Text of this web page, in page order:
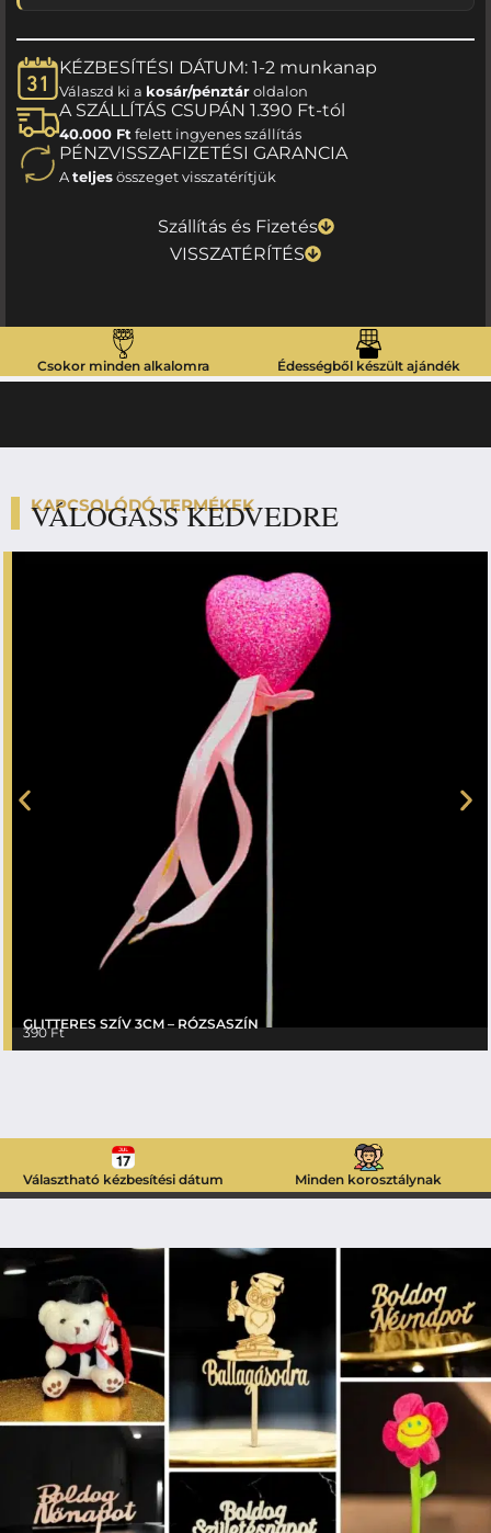
KÉZBESÍTÉSI DÁTUM: 1-2 munkanap
Válaszd ki a kosár/pénztároldalon
A SZÁLLÍTÁS CSUPÁN 1.390 Ft-tól
40.000 Ft felett ingyenes szállítás
PÉNZVISSZAFIZETÉSI GARANCIA
Ateljesösszeget visszatérítjük
Szállítás és Fizetés
VISSZATÉRÍTÉS
Csokor minden alkalomra Édességből készült ajándék
KAPCSOLÓDÓ TERMÉKEK
VÁLOGASS KEDVEDRE
GLITTERES SZÍV 3CM – RÓZSASZÍN
390Ft
Választható kézbesítési dátum Minden korosztálynak